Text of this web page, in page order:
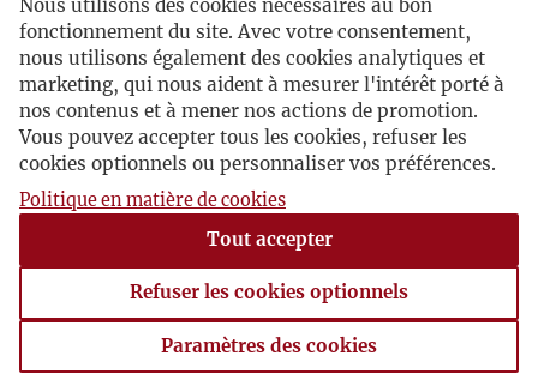
Autor publikacji: Melchior
Wańkowicz
Inne: Stanisława Kuszelewska -
Rayska
Nous utilisons des cookies nécessaires au bon
fonctionnement du site. Avec votre consentement,
nous utilisons également des cookies analytiques et
marketing, qui nous aident à mesurer l'intérêt porté à
nos contenus et à mener nos actions de promotion.
Vous pouvez accepter tous les cookies, refuser les
cookies optionnels ou personnaliser vos préférences.
Politique en matière de cookies
Tout accepter
Refuser les cookies optionnels
Paramètres des cookies
Paramètres des cookies